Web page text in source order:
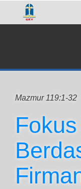
Mazmur 119:1-32